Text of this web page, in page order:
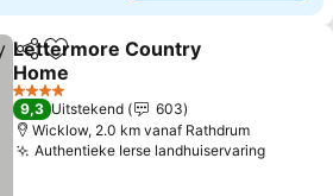
DelenToevoegen aan favorieten
Lettermore Country
Home
Prijzen bekijken
4 Sterren
9,3 Uitstekend
603
Wicklow, 2.0 km vanaf Rathdrum
Authentieke Ierse landhuiservaringPrijzen